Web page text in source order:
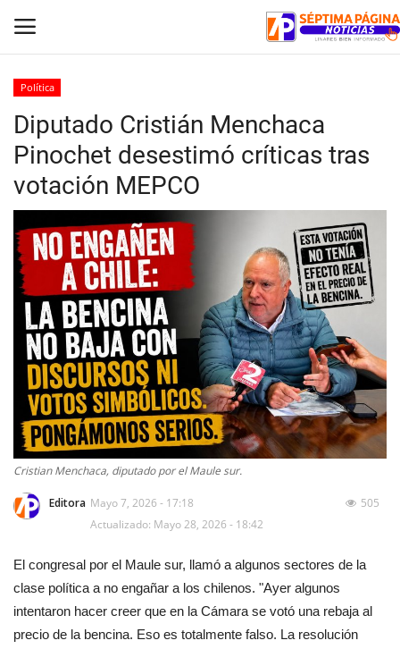
Inicio
Crónica
Policial
Tribunales
Deporte
Política
Espectáculos
Política
Diputado Cristián Menchaca
Pinochet desestimó críticas tras
votación MEPCO
Cristian Menchaca, diputado por el Maule sur.
Editora Mayo 7, 2026 - 17:18
Actualizado: Mayo 28, 2026 - 18:42
505
El congresal por el Maule sur, llamó a algunos sectores de la
clase política a no engañar a los chilenos. "Ayer algunos
intentaron hacer creer que en la Cámara se votó una rebaja al
precio de la bencina. Eso es totalmente falso. La resolución